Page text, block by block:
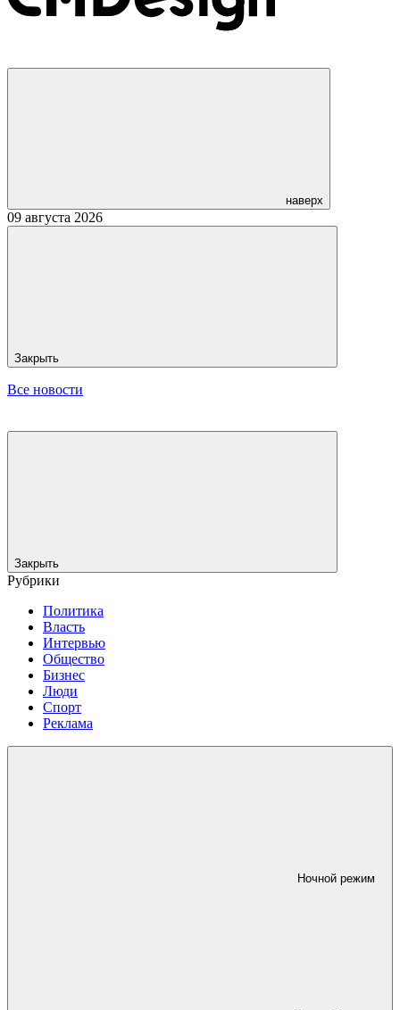
наверх
09 августа 2026
Закрыть
Все новости
Закрыть
Рубрики
Политика
Власть
Интервью
Общество
Бизнес
Люди
Спорт
Реклама
Ночной режим